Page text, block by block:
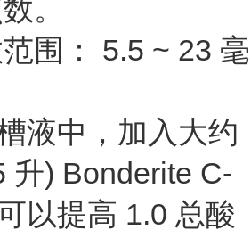
。
围： 5.5 ~ 23 毫
液中，加入大约
升) Bonderite C-
以提高 1.0 总酸